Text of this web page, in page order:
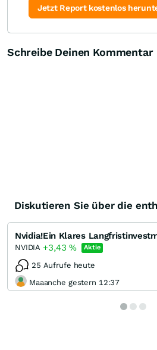
Jetzt Report kostenlos
Schreibe Deinen Kommentar
Diskutieren Sie über die
Nvidia!Ein Klares
NVIDIA +3,43% Aktie
25 Aufrufe heute
Maaanche gestern 12:37